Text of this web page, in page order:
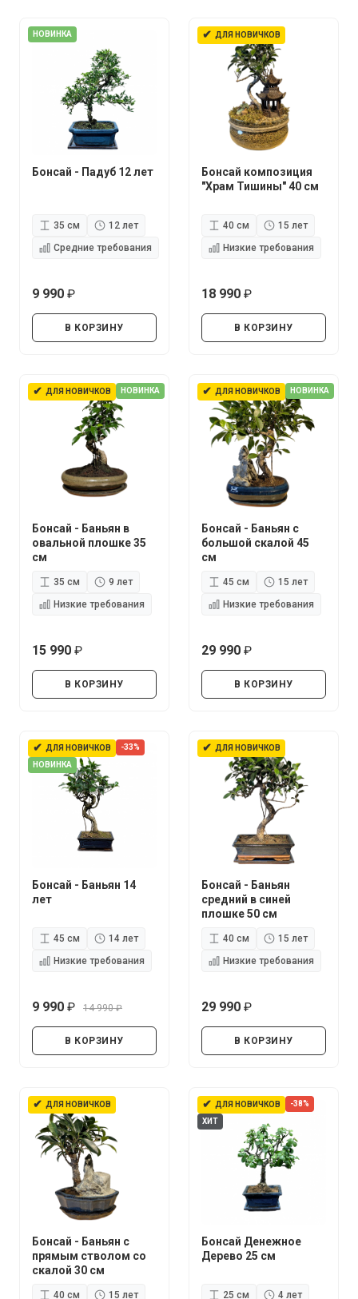
НОВИНКА
Бонсай - Падуб 12 лет
35 см
12 лет
Средние требования
9 990
В КОРЗИНУ
✔ ДЛЯ НОВИЧКОВ
Бонсай композиция
"Храм Тишины" 40 см
40 см
15 лет
Низкие требования
18 990
В КОРЗИНУ
✔ ДЛЯ НОВИЧКОВ НОВИНКА
Бонсай - Баньян в
овальной плошке 35
см
35 см
9 лет
Низкие требования
15 990
В КОРЗИНУ
✔ ДЛЯ НОВИЧКОВ НОВИНКА
Бонсай - Баньян с
большой скалой 45
см
45 см
15 лет
Низкие требования
29 990
В КОРЗИНУ
✔ ДЛЯ НОВИЧКОВ
-33%
НОВИНКА
Бонсай - Баньян 14
лет
45 см
14 лет
Низкие требования
9 990
14 990
В КОРЗИНУ
✔ ДЛЯ НОВИЧКОВ
Бонсай - Баньян
средний в синей
плошке 50 см
40 см
15 лет
Низкие требования
29 990
В КОРЗИНУ
✔ ДЛЯ НОВИЧКОВ
Бонсай - Баньян с
прямым стволом со
скалой 30 см
40 см
15 лет
✔ ДЛЯ НОВИЧКОВ
-38%
ХИТ
Бонсай Денежное
Дерево 25 см
25 см
4 лет